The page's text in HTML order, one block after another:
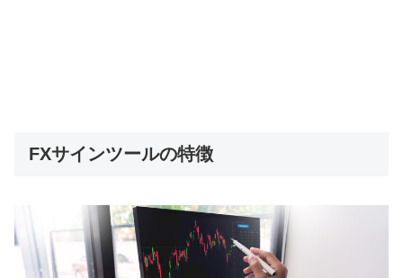
FXサインツールの特徴